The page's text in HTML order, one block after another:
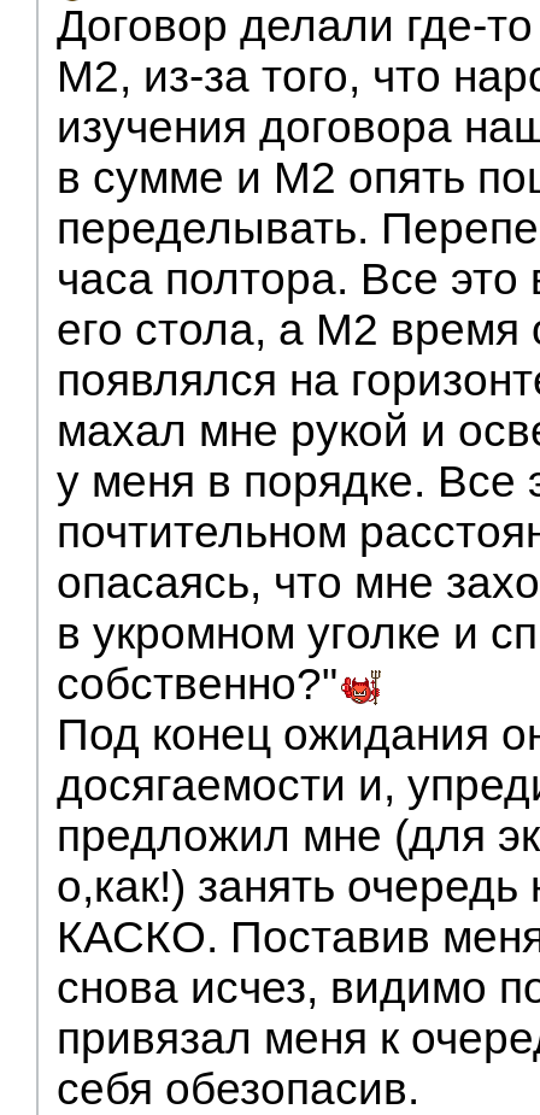
Договор делали где-
М2, из-за того, что
изучения договора
в сумме и М2 опять
переделывать.
часа полтора. Все
его стола, а М2 время
появлялся на
махал мне рукой и
у меня в порядке. Все
почтительном
опасаясь, что мне
в укромном уголке и
собственно?"
Под конец ожидания
досягаемости и,
предложил мне (для
о,как!) занять
КАСКО. Поставив
снова исчез, видимо
привязал меня к
себя обезопасив.